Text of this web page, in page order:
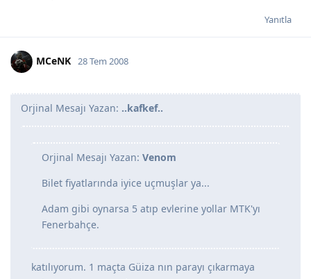
Yanıtla
MCeNK 28 Tem 2008
Orjinal Mesajı Yazan: ..kafkef..
Orjinal Mesajı Yazan: Venom
Bilet fiyatlarında iyice uçmuşlar ya...
Adam gibi oynarsa 5 atıp evlerine yollar MTK'yı
Fenerbahçe.
katılıyorum. 1 maçta Güiza nın parayı çıkarmaya